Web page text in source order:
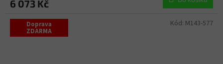
6 073 Kč
Doprava
ZDARMA
Kód: M143-577